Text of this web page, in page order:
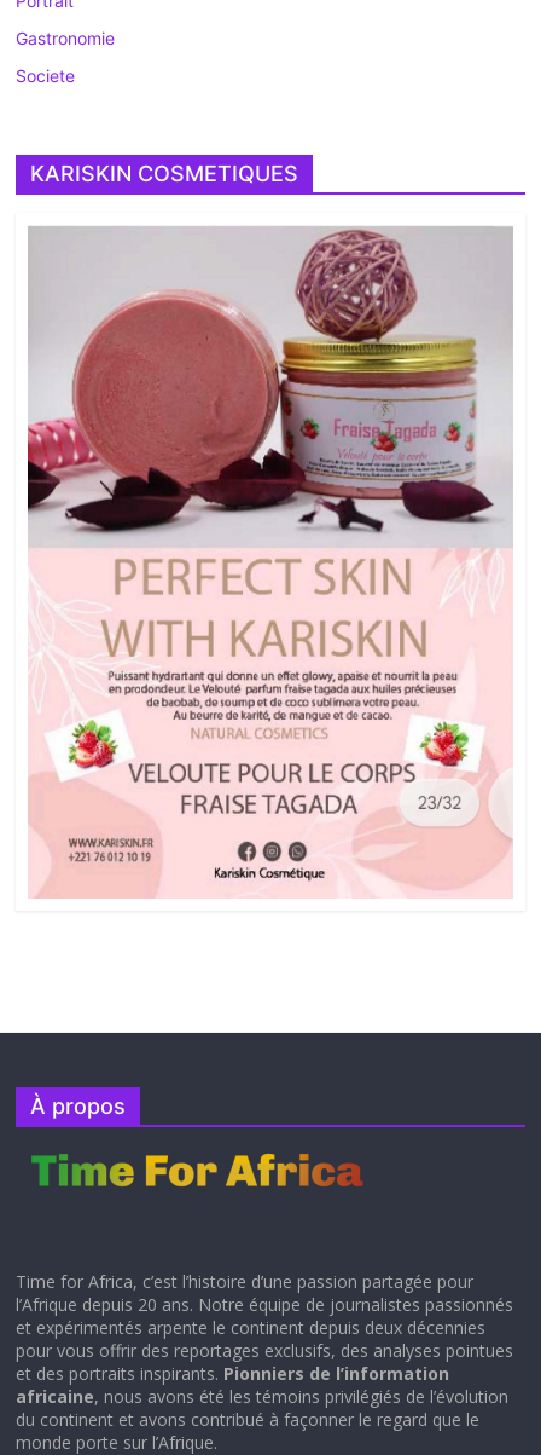
Gastronomie
Societe
KARISKIN COSMETIQUES
À propos
Time for Africa, c’est l’histoire d’une passion partagée pour
l’Afrique depuis 20 ans. Notre équipe de journalistes passionnés
et expérimentés arpente le continent depuis deux décennies
pour vous offrir des reportages exclusifs, des analyses pointues
et des portraits inspirants. Pionniers de l’information
africaine, nous avons été les témoins privilégiés de l’évolution
du continent et avons contribué à façonner le regard que le
monde porte sur l’Afrique.